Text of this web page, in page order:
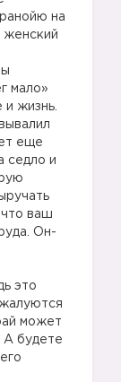
на
женский
мало»
и жизнь.
еще
седло и
что ваш
Он-
это
может
А будете